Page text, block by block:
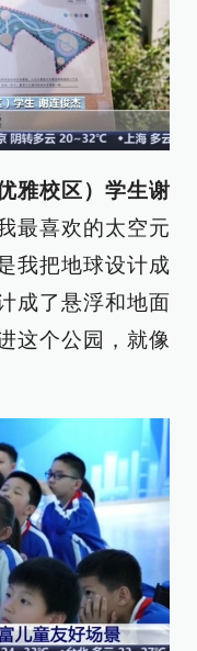
雅校区）学生谢
最喜欢的太空元
我把地球设计成
成了悬浮和地面
这个公园，就像